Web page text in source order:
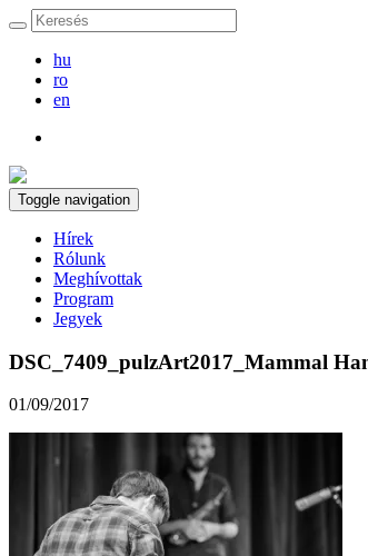
hu
ro
en
Toggle navigation
Hírek
Rólunk
Meghívottak
Program
Jegyek
DSC_7409_pulzArt2017_Mammal
01/09/2017